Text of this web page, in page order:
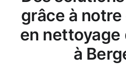
grâce à
en nettoyage
à